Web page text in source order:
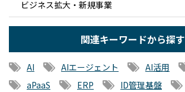
ビジネス拡大・新規事業
関連キーワードから探す
AI AIエージェント AI活用
aPaaS
ERP ID管理基盤